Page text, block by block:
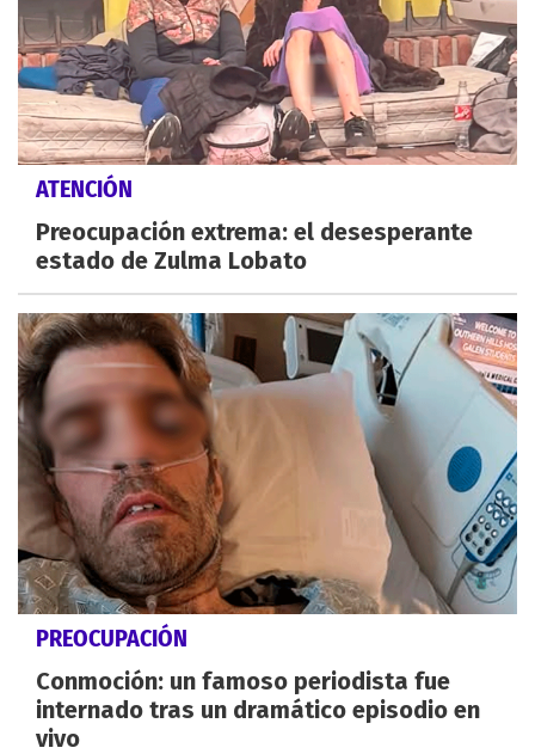
ATENCIÓN
Preocupación extrema: el desesperante
estado de Zulma Lobato
PREOCUPACIÓN
Conmoción: un famoso periodista fue
internado tras un dramático episodio en
vivo